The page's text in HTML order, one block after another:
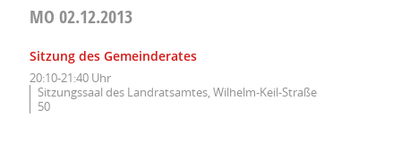
MO 02.12.2013
Sitzung des Gemeinderates
20:10-21:40 Uhr
Sitzungssaal des Landratsamtes, Wilhelm-Keil-Straße
50